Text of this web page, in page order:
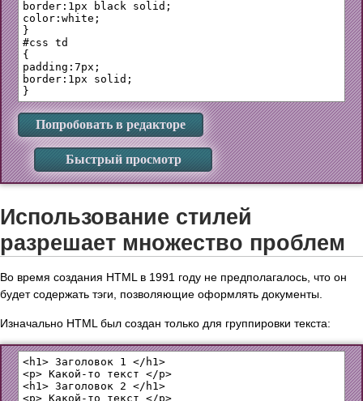
border:1px black solid;
color:white;
}
#css td
{
padding:7px;
border:1px solid;
Попробовать в редакторе
Быстрый просмотр
Использование стилей
разрешает множество проблем
Во время создания HTML в 1991 году не предполагалось, что он
будет содержать тэги, позволяющие оформлять документы.
Изначально HTML был создан только для группировки текста:
<h1> Заголовок 1 </h1>
<p> Какой-то текст </p>
<h1> Заголовок 2 </h1>